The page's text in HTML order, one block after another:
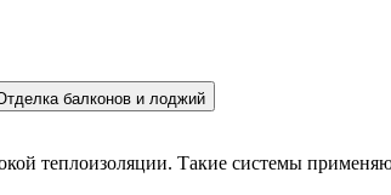
балконов и лоджий
теплоизоляции. Такие системы